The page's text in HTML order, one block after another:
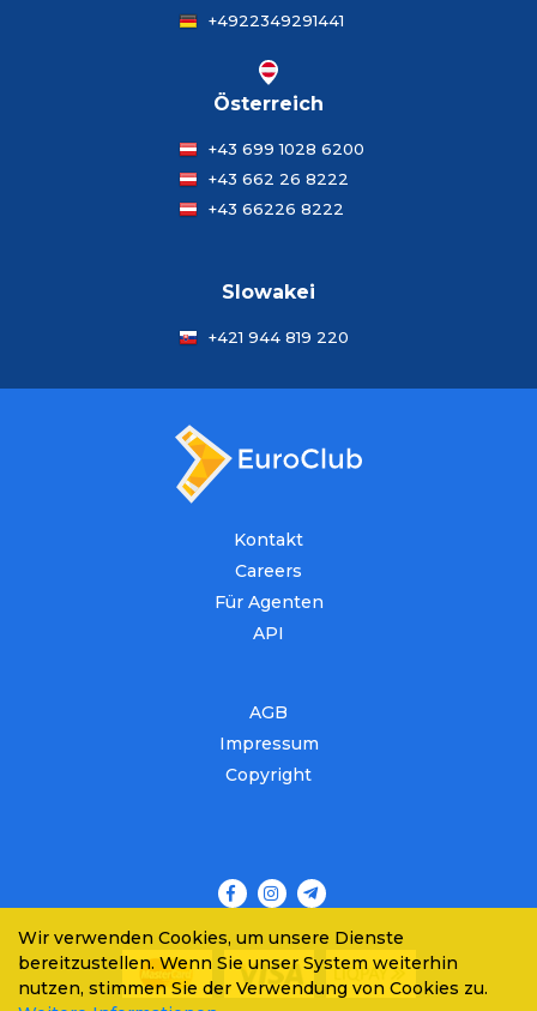
+4922349291441
Österreich
+43 699 1028 6200
+43 662 26 8222
+43 66226 8222
Slowakei
+421 944 819 220
Kontakt
Careers
Für Agenten
API
AGB
Impressum
Copyright
Wir verwenden Cookies, um unsere Dienste
bereitzustellen. Wenn Sie unser System weiterhin
nutzen, stimmen Sie der Verwendung von Cookies zu.